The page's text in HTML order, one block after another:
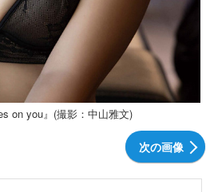
on you』(撮影：中山雅文)
次の画像